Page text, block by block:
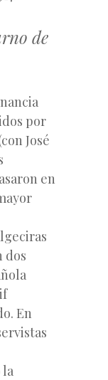
de
por
José
en
dos
En
la